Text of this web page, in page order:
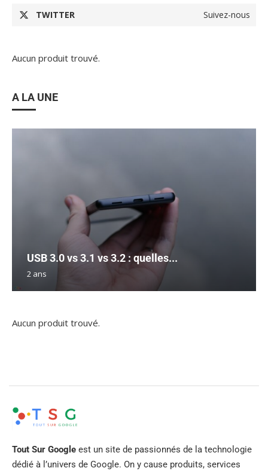
TWITTER Suivez-nous
Aucun produit trouvé.
A LA UNE
USB 3.0 vs 3.1 vs 3.2 : quelles...
2 ans
Aucun produit trouvé.
Tout Sur Google est un site de passionnés de la technologie
dédié à l’univers de Google. On y cause produits, services